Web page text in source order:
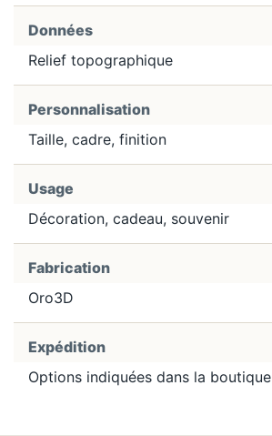
Données
Relief topographique
Personnalisation
Taille, cadre, finition
Usage
Décoration, cadeau, souvenir
Fabrication
Oro3D
Expédition
Options indiquées dans la boutique